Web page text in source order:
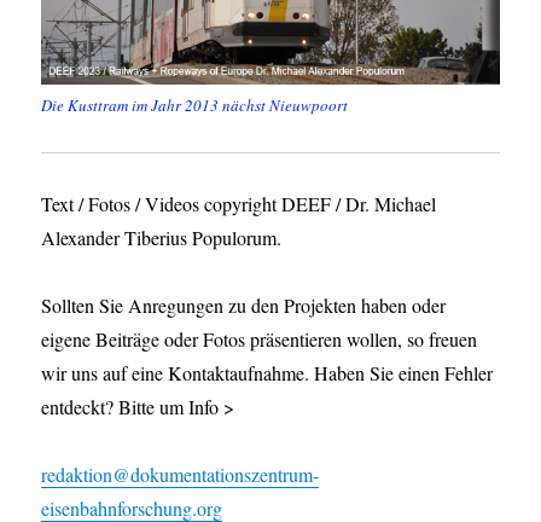
Die Kusttram im Jahr 2013 nächst Nieuwpoort
Text / Fotos / Videos copyright DEEF / Dr. Michael
Alexander Tiberius Populorum.
Sollten Sie Anregungen zu den Projekten haben oder
eigene Beiträge oder Fotos präsentieren wollen, so freuen
wir uns auf eine Kontaktaufnahme. Haben Sie einen Fehler
entdeckt? Bitte um Info >
redaktion@dokumentationszentrum-
eisenbahnforschung.org